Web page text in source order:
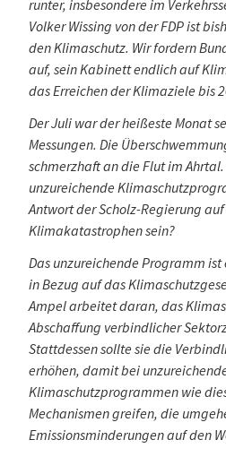
runter, insbesondere im
Volker Wissing von der FDP ist
den Klimaschutz. Wir fordern
auf, sein Kabinett endlich auf
das Erreichen der Klimaziele bis
Der Juli war der heißeste Monat
Messungen. Die
schmerzhaft an die Flut im Ahrtal.
unzureichende
Antwort der Scholz-Regierung
Klimakatastrophen sein?
Das unzureichende Programm
in Bezug auf das
Ampel arbeitet daran, das
Abschaffung verbindlicher
Stattdessen sollte sie die
erhöhen, damit bei
Klimaschutzprogrammen wie
Mechanismen greifen, die
Emissionsminderungen auf den